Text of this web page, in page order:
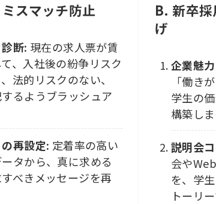
スマッチ防止
断: 現在の求人票が賃
、入社後の紛争リスク
法的リスクのない、
るようブラッシュア
再設定: 定着率の高い
タから、真に求める
べきメッセージを再
B. 新卒
げ
企業魅
「働き
学生の
構築しま
説明会
会や
を、学
トーリ